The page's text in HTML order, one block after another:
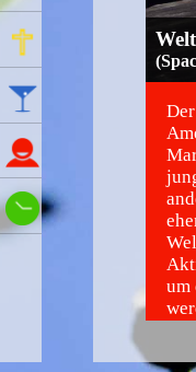
Gedenktage
Namenstage
Wie spät ist
um